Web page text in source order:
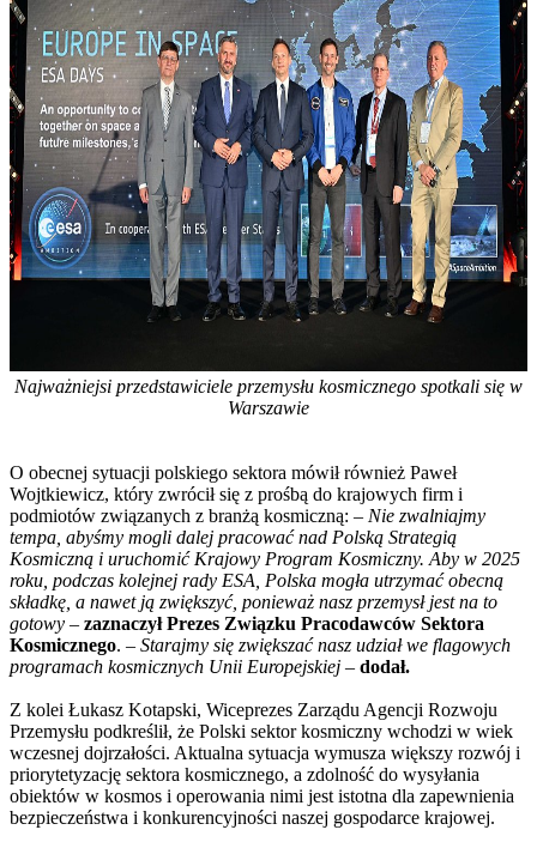
Najważniejsi przedstawiciele przemysłu kosmicznego spotkali się w
Warszawie
O obecnej sytuacji polskiego sektora mówił również Paweł
Wojtkiewicz, który zwrócił się z prośbą do krajowych firm i
podmiotów związanych z branżą kosmiczną: – Nie zwalniajmy
tempa, abyśmy mogli dalej pracować nad Polską Strategią
Kosmiczną i uruchomić Krajowy Program Kosmiczny. Aby w 2025
roku, podczas kolejnej rady ESA, Polska mogła utrzymać obecną
składkę, a nawet ją zwiększyć, ponieważ nasz przemysł jest na to
gotowy – zaznaczył Prezes Związku Pracodawców Sektora
Kosmicznego. – Starajmy się zwiększać nasz udział we flagowych
programach kosmicznych Unii Europejskiej – dodał.
Z kolei Łukasz Kotapski, Wiceprezes Zarządu Agencji Rozwoju
Przemysłu podkreślił, że Polski sektor kosmiczny wchodzi w wiek
wczesnej dojrzałości. Aktualna sytuacja wymusza większy rozwój i
priorytetyzację sektora kosmicznego, a zdolność do wysyłania
obiektów w kosmos i operowania nimi jest istotna dla zapewnienia
bezpieczeństwa i konkurencyjności naszej gospodarce krajowej.